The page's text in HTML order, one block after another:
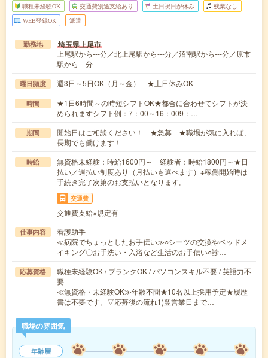
職種未経験OK 交通費別途支給あり 土日祝日が休み 残業なし
WEB登録OK 派遣
勤務地 埼玉県上尾市
上尾駅から---分／北上尾駅から---分／沼南駅から---分／原市
駅から---分
曜日頻度 週3日～5日OK（月～金） ★土日休みOK
時間
★1日6時間～の時短シフトOK★都合に合わせてシフトが決
められますシフト例：7：00～16：009：…
期間
開始日はご相談ください！ ★急募 ★職場が気に入れば、
長期でも働けます！
時給
無資格未経験：時給1600円～ 経験者：時給1800円～★日
払い／週払い制度あり（月払いも選べます）※稼働開始時は
手続き完了次第のお支払いとなります。
交通費
交通費支給※規定有
仕事内容
看護助手
≪病院でちょっとしたお手伝い≫○シーツの交換やベッドメ
イキング〇お手洗い・入浴など生活のお手伝い○診…
応募資格
職種未経験OK / ブランクOK / パソコンスキル不要 / 英語力不
要
≪無資格・未経験OK≫年齢不問★10名以上採用予定★履歴
書は不要です。▽応募後の流れ1)翌営業日まで…
職場の雰囲気
年齢層